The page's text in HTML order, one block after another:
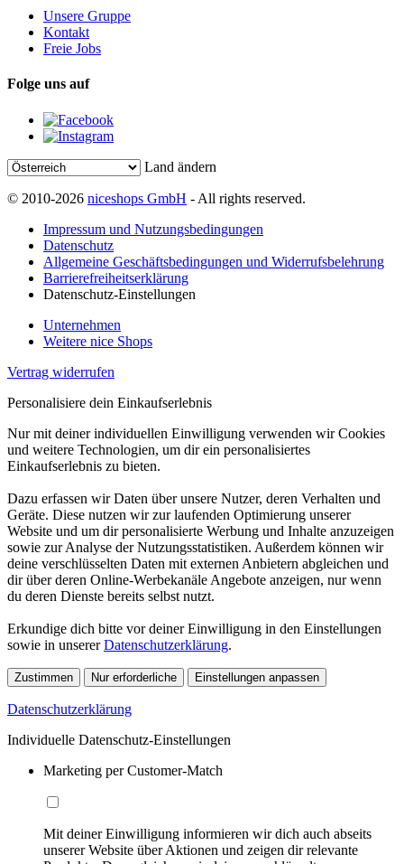
Unsere Gruppe
Kontakt
Freie Jobs
Folge uns auf
Land ändern
© 2010-2026 niceshops GmbH - All rights reserved.
Impressum und Nutzungsbedingungen
Datenschutz
Allgemeine Geschäftsbedingungen und Widerrufsbelehrung
Barrierefreiheitserklärung
Datenschutz-Einstellungen
Unternehmen
Weitere nice Shops
Vertrag widerrufen
Personalisiere dein Einkaufserlebnis
Nur mit deiner individuellen Einwilligung verwenden wir Cookies
und weitere Technologien, um dir ein personalisiertes
Einkaufserlebnis zu bieten.
Dazu erfassen wir Daten über unsere Nutzer, deren Verhalten und
Geräte. Diese nutzen wir zur laufenden Optimierung unserer
Website und um dir personalisierte Werbung und Inhalte anzuzeigen
sowie zur Analyse der Nutzungsstatistiken. Außerdem können wir
deine verschlüsselten Daten mit externen Anbietern abgleichen und
dir über deren Online-Werbekanäle Angebote anzeigen, nur wenn
du deren Dienste bereits selbst nutzt.
Erkundige dich bitte vor deiner Einwilligung in den Einstellungen
sowie in unsererDatenschutzerklärung.
Zustimmen Nur erforderliche Einstellungen anpassen
Datenschutzerklärung
Individuelle Datenschutz-Einstellungen
Marketing per Customer-Match
Mit deiner Einwilligung informieren wir dich auch abseits
unserer Website über Aktionen und zeigen dir relevante